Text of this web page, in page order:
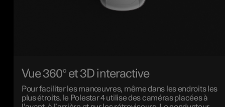
Vue 360° et 3D interactive
Pour faciliter les manœuvres, même dans les endroits les
plus étroits, le Polestar 4 utilise des caméras placées à